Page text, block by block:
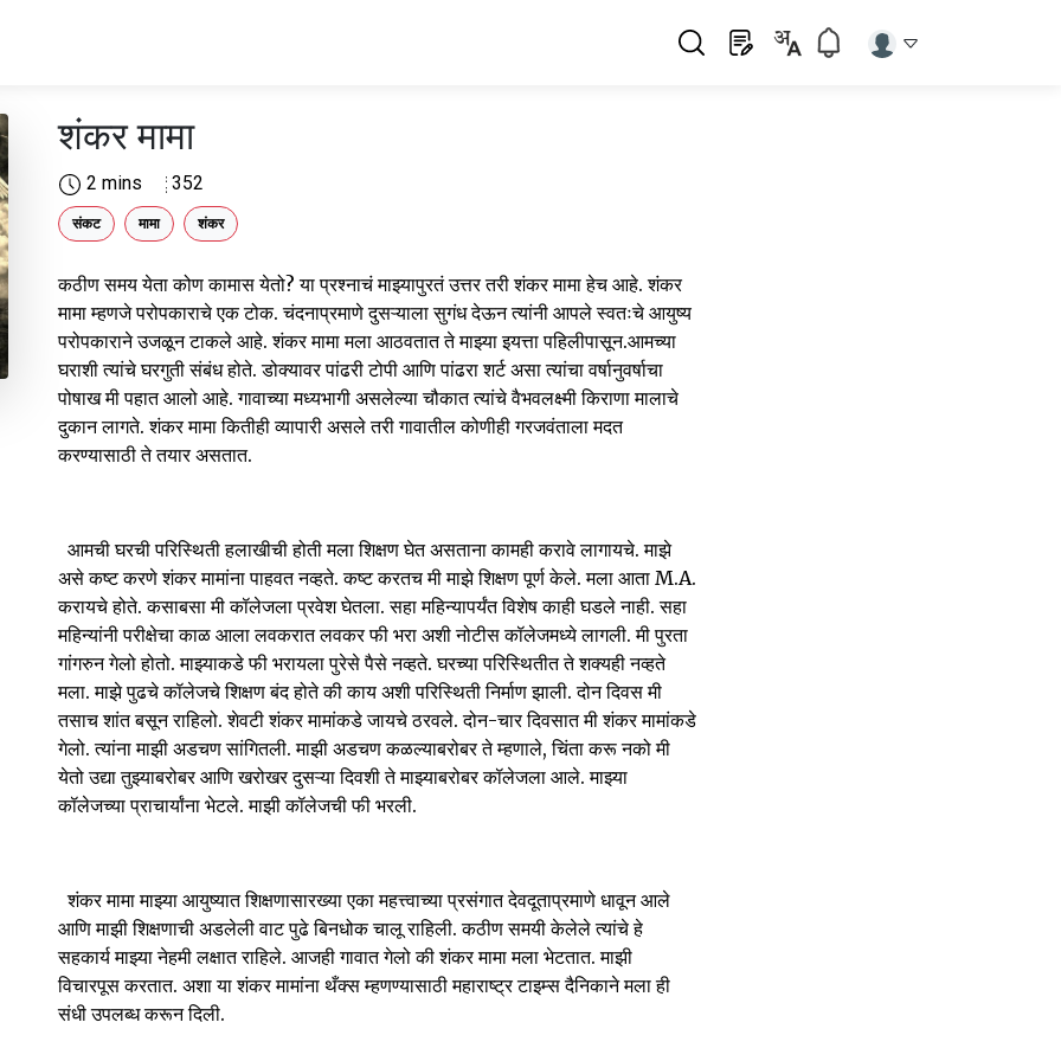
शंकर मामा
2 mins 352
संकट मामा शंकर
कठीण समय येता कोण कामास येतो? या प्रश्नाचं माझ्यापुरतं उत्तर तरी शंकर मामा हेच आहे. शंकर
मामा म्हणजे परोपकाराचे एक टोक. चंदनाप्रमाणे दुसऱ्याला सुगंध देऊन त्यांनी आपले स्वतःचे आयुष्य
परोपकाराने उजळून टाकले आहे. शंकर मामा मला आठवतात ते माझ्या इयत्ता पहिलीपासून.आमच्या
घराशी त्यांचे घरगुती संबंध होते. डोक्यावर पांढरी टोपी आणि पांढरा शर्ट असा त्यांचा वर्षानुवर्षाचा
पोषाख मी पहात आलो आहे. गावाच्या मध्यभागी असलेल्या चौकात त्यांचे वैभवलक्ष्मी किराणा मालाचे
दुकान लागते. शंकर मामा कितीही व्यापारी असले तरी गावातील कोणीही गरजवंताला मदत
करण्यासाठी ते तयार असतात.
आमची घरची परिस्थिती हलाखीची होती मला शिक्षण घेत असताना कामही करावे लागायचे. माझे
असे कष्ट करणे शंकर मामांना पाहवत नव्हते. कष्ट करतच मी माझे शिक्षण पूर्ण केले. मला आता M.A.
करायचे होते. कसाबसा मी कॉलेजला प्रवेश घेतला. सहा महिन्यापर्यंत विशेष काही घडले नाही. सहा
महिन्यांनी परीक्षेचा काळ आला लवकरात लवकर फी भरा अशी नोटीस कॉलेजमध्ये लागली. मी पुरता
गांगरुन गेलो होतो. माझ्याकडे फी भरायला पुरेसे पैसे नव्हते. घरच्या परिस्थितीत ते शक्यही नव्हते
मला. माझे पुढचे कॉलेजचे शिक्षण बंद होते की काय अशी परिस्थिती निर्माण झाली. दोन दिवस मी
तसाच शांत बसून राहिलो. शेवटी शंकर मामांकडे जायचे ठरवले. दोन-चार दिवसात मी शंकर मामांकडे
गेलो. त्यांना माझी अडचण सांगितली. माझी अडचण कळल्याबरोबर ते म्हणाले, चिंता करू नको मी
येतो उद्या तुझ्याबरोबर आणि खरोखर दुसऱ्या दिवशी ते माझ्याबरोबर कॉलेजला आले. माझ्या
कॉलेजच्या प्राचार्यांना भेटले. माझी कॉलेजची फी भरली.
शंकर मामा माझ्या आयुष्यात शिक्षणासारख्या एका महत्त्वाच्या प्रसंगात देवदूताप्रमाणे धावून आले
आणि माझी शिक्षणाची अडलेली वाट पुढे बिनधोक चालू राहिली. कठीण समयी केलेले त्यांचे हे
सहकार्य माझ्या नेहमी लक्षात राहिले. आजही गावात गेलो की शंकर मामा मला भेटतात. माझी
विचारपूस करतात. अशा या शंकर मामांना थँक्स म्हणण्यासाठी महाराष्ट्र टाइम्स दैनिकाने मला ही
संधी उपलब्ध करून दिली.